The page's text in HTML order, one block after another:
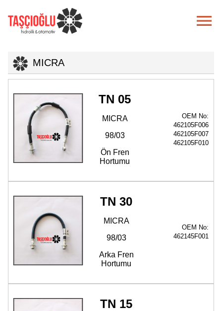

MICRA
TN 05
MICRA
98/03
Ön Fren
Hortumu
OEM No:
462105F006
462105F007
462105F010
TN 30
MICRA
98/03
Arka Fren
Hortumu
OEM No:
462145F001
TN 15